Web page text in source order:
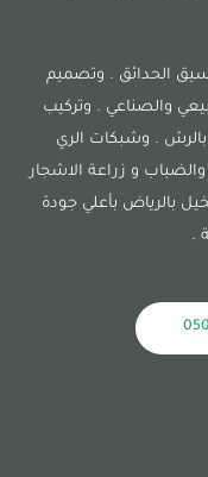
الحدائق . وتصميم
والصناعي . وتركيب
. وشبكات الري
والضباب و زراعة الاشجار
بالرياض بأعلي جودة
.